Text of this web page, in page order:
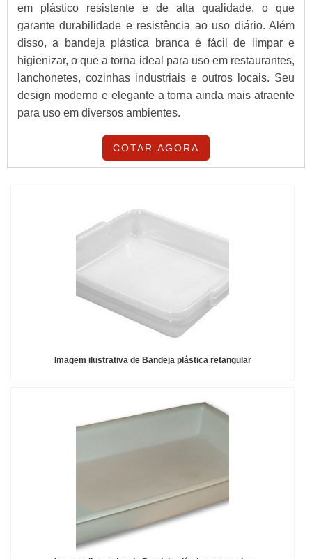
em plástico resistente e de alta qualidade, o que
garante durabilidade e resistência ao uso diário. Além
disso, a bandeja plástica branca é fácil de limpar e
higienizar, o que a torna ideal para uso em restaurantes,
lanchonetes, cozinhas industriais e outros locais. Seu
design moderno e elegante a torna ainda mais atraente
para uso em diversos ambientes.
COTAR AGORA
Imagem ilustrativa de Bandeja plástica retangular